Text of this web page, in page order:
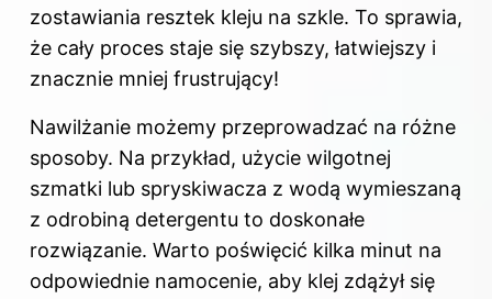
zostawiania resztek kleju na szkle. To sprawia,
że cały proces staje się szybszy, łatwiejszy i
znacznie mniej frustrujący!
Nawilżanie możemy przeprowadzać na różne
sposoby. Na przykład, użycie wilgotnej
szmatki lub spryskiwacza z wodą wymieszaną
z odrobiną detergentu to doskonałe
rozwiązanie. Warto poświęcić kilka minut na
odpowiednie namocenie, aby klej zdążył się